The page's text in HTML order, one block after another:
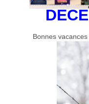
Bonnes